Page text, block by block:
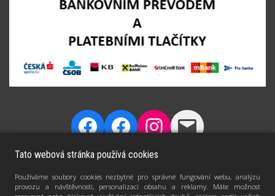
Tato webová stránka používá cookies
Používáme soubory cookies nezbytné pro správné fungování webu, analýzu
provozu a návštěvnosti, personalizaci obsahu a reklamy. Máte možnost